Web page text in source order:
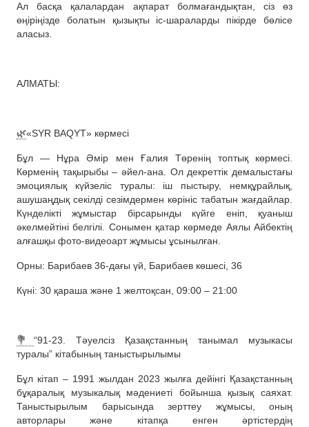
Ал басқа қалалардан ақпарат болмағандықтан, сіз өз
өңіріңізде болатын қызықты іс-шараларды пікірде бөлісе
аласыз.
АЛМАТЫ:
🌿«SYR BAQYT» көрмесі
Бұл — Нұра Әмір мен Ғалия Төренің топтық көрмесі.
Көрменің тақырыбы – әйел-ана. Ол декреттік демалыстағы
эмоциялық күйзеліс туралы: іш пыстыру, немқұрайлық,
ашушаңдық секілді сезімдермен көрініс табатын жағдайлар.
Күнделікті жұмыстар бірсарынды күйге еніп, қуаныш
әкелмейтіні белгілі. Сонымен қатар көрмеде Аялы Айбектің
алғашқы фото-видеоарт жұмысы ұсынылған.
Орны: Барибаев 36-дағы үй, Барибаев көшесі, 36
Күні: 30 қараша және 1 желтоқсан, 09:00 – 21:00
💐 “91-23. Тәуелсіз Қазақстанның танымал музыкасы
туралы” кітабының таныстырылымы
Бұл кітап – 1991 жылдан 2023 жылға дейінгі Қазақстанның
бұқаралық музыкалық мәдениеті бойынша қызық саяхат.
Таныстырылым барысында зерттеу жұмысы, оның
авторлары және кітапқа енген әртістердің